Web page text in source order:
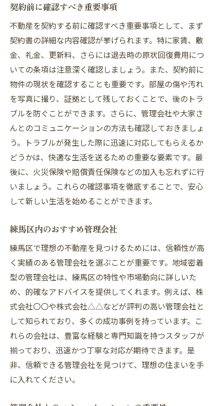
契約前に確認すべき重要事項
不動産を契約する前に確認すべき重要事項として、まず
契約書の詳細な内容確認が挙げられます。特に家賃、敷
金、礼金、更新料、さらには退去時の原状回復費用につ
いての条項は注意深く確認しましょう。また、契約前に
物件の現状を確認することも重要です。部屋の傷や汚れ
を写真に撮り、証拠として残しておくことで、後のトラ
ブルを防ぐことができます。さらに、管理会社や大家さ
んとのコミュニケーションの方法も確認しておきましょ
う。トラブルが発生した際に迅速に対応してもらえるか
どうかは、快適な生活を送るための重要な要素です。最
後に、火災保険や賠償責任保険などの加入も忘れずに行
いましょう。これらの確認事項を徹底することで、安心
して新しい生活を始めることができます。
練馬区内のおすすめ管理会社
練馬区で理想の不動産を見つけるためには、信頼性が高
く実績のある管理会社を選ぶことが重要です。地域密着
型の管理会社は、練馬区の特性や市場動向に詳しいた
め、的確なアドバイスを提供してくれます。例えば、株
式会社〇〇や株式会社△△などが評判の高い管理会社と
して知られており、多くの成功事例を持っています。こ
れらの会社は、豊富な経験と専門知識を持つスタッフが
揃っており、迅速かつ丁寧な対応が期待できます。是
非、信頼できる管理会社を見つけて、理想の住まいを手
に入れてください。